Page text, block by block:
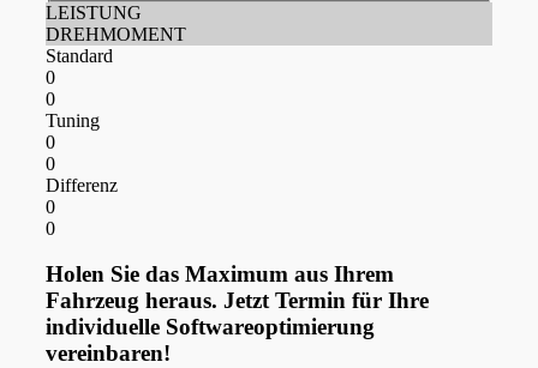
LEISTUNG
DREHMOMENT
Standard
0
0
Tuning
0
0
Differenz
0
0
Holen Sie das Maximum aus Ihrem
Fahrzeug heraus. Jetzt Termin für Ihre
individuelle Softwareoptimierung
vereinbaren!